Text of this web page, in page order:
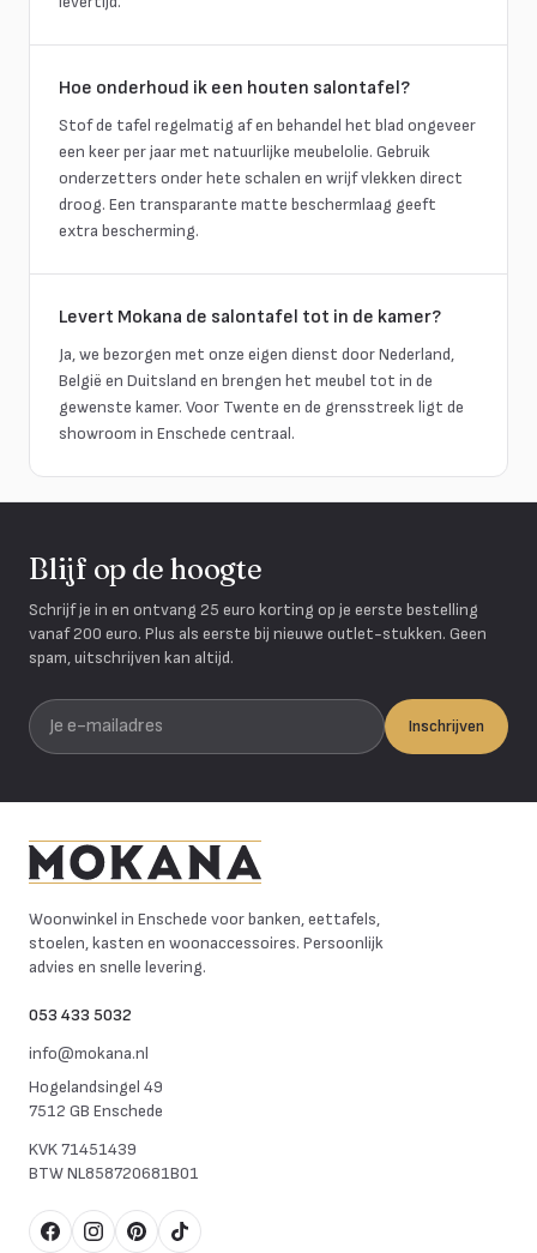
Hoe onderhoud ik een houten salontafel?
Stof de tafel regelmatig af en behandel het blad ongeveer
een keer per jaar met natuurlijke meubelolie. Gebruik
onderzetters onder hete schalen en wrijf vlekken direct
droog. Een transparante matte beschermlaag geeft
extra bescherming.
Levert Mokana de salontafel tot in de kamer?
Ja, we bezorgen met onze eigen dienst door Nederland,
België en Duitsland en brengen het meubel tot in de
gewenste kamer. Voor Twente en de grensstreek ligt de
showroom in Enschede centraal.
Blijf op de hoogte
Schrijf je in en ontvang 25 euro korting op je eerste bestelling
vanaf 200 euro. Plus als eerste bij nieuwe outlet-stukken. Geen
spam, uitschrijven kan altijd.
Je e-mailadres
Inschrijven
Woonwinkel in Enschede voor banken, eettafels,
stoelen, kasten en woonaccessoires. Persoonlijk
advies en snelle levering.
053 433 5032
info@mokana.nl
Hogelandsingel 49
7512 GB Enschede
KVK71451439
BTWNL858720681B01
FacebookInstagram
Pinterest
TikTok